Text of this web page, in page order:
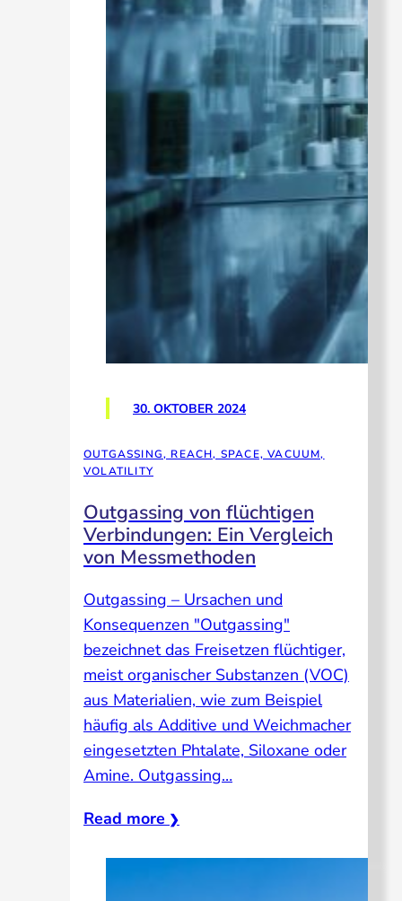
30. OKTOBER 2024
OUTGASSING, REACH, SPACE, VACUUM,
VOLATILITY
Outgassing von flüchtigen
Verbindungen: Ein Vergleich
von Messmethoden
Outgassing – Ursachen und
Konsequenzen "Outgassing"
bezeichnet das Freisetzen flüchtiger,
meist organischer Substanzen (VOC)
aus Materialien, wie zum Beispiel
häufig als Additive und Weichmacher
eingesetzten Phtalate, Siloxane oder
Amine. Outgassing…
Read more ❯